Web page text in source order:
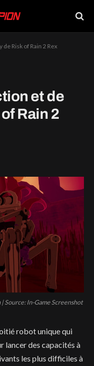
Risk of Rain 2 Rex
et de
Rain 2
| Source: In-Game Screenshot
robot unique qui
lancer des capacités à
les plus difficiles à